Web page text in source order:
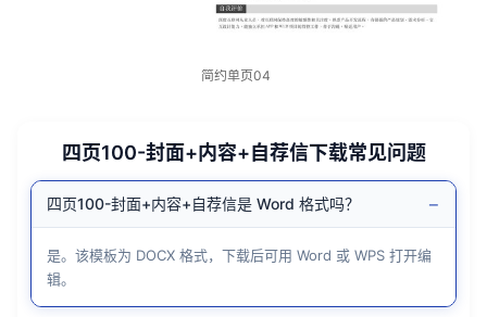
简约单页04
四页100-封面+内容+自荐信下载常见问题
四页100-封面+内容+自荐信是 Word 格式吗？ −
是。该模板为 DOCX 格式，下载后可用 Word 或 WPS 打开编
辑。